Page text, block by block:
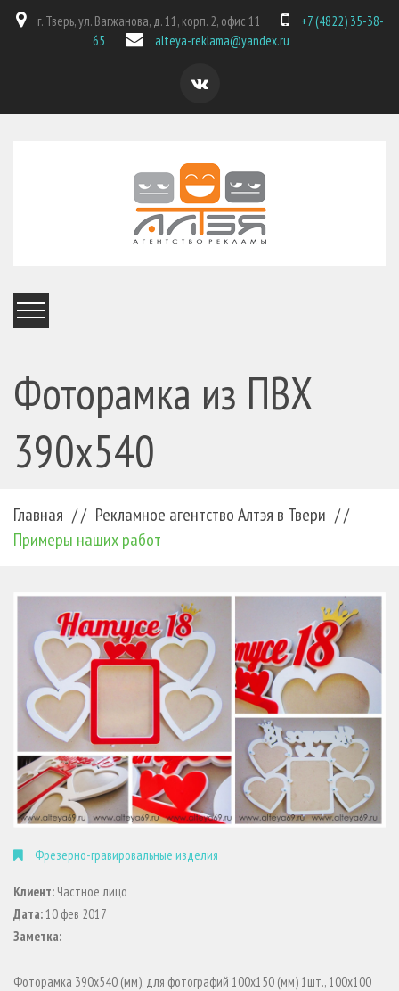
г. Тверь, ул. Вагжанова, д. 11, корп. 2, офис 11
+7 (4822) 35-38-
65
alteya-reklama@yandex.ru
Фоторамка из ПВХ
390х540
Главная / / Рекламное агентство Алтэя в Твери / /
Примеры наших работ
Фрезерно-гравировальные изделия
Клиент: Частное лицо
Дата:10 фев 2017
Заметка:
Фоторамка 390х540 (мм), для фотографий 100х150 (мм) 1шт., 100х100